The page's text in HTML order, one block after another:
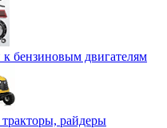
к бензиновым двигателям
райдеры